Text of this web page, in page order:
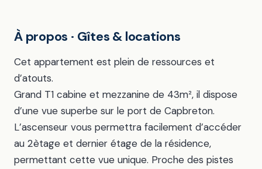
À propos · Gîtes & locations
Cet appartement est plein de ressources et
d’atouts.
Grand T1 cabine et mezzanine de 43m², il dispose
d’une vue superbe sur le port de Capbreton.
L’ascenseur vous permettra facilement d’accéder
au 2ètage et dernier étage de la résidence,
permettant cette vue unique. Proche des pistes